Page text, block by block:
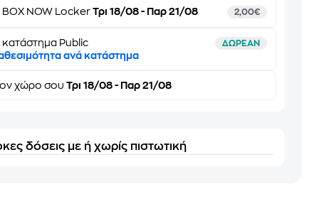
BOX NOW Locker Τρι 18/08 - Παρ 21/08 2,00€
κατάστημα Public ΔΩΡΕΑΝ
ανά κατάστημα
χώρο σου Τρι 18/08 - Παρ 21/08
δόσεις με ή χωρίς πιστωτική